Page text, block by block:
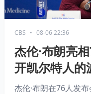
CBS • 08-06 22:36
杰伦·布朗亮
开凯尔特人的
德的关系
杰伦·布朗在76人发